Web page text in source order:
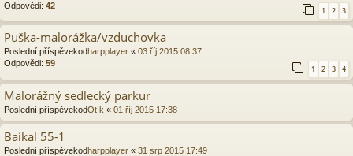
Odpovědi: 42
1 2 3
Puška-malorážka/vzduchovka
Poslední příspěvekodharpplayer « 03 říj 2015 08:37
Odpovědi: 59
1 2 3 4
Malorážný sedlecký parkur
Poslední příspěvekodOtík « 01 říj 2015 17:38
Baikal 55-1
Poslední příspěvekodharpplayer « 31 srp 2015 17:49